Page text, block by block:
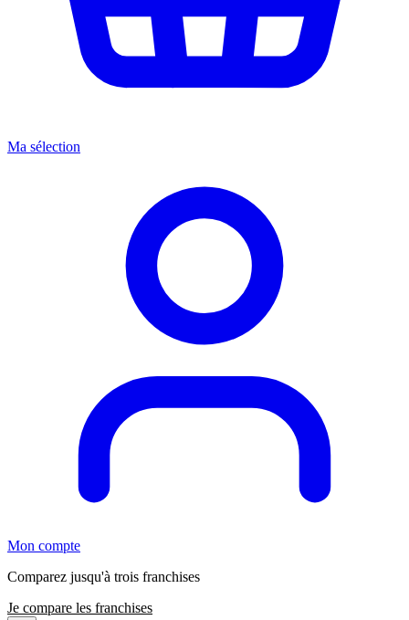
Ma sélection
Mon compte
Comparez jusqu'à trois franchises
Je compare les franchises